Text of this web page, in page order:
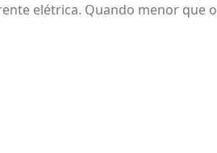
elétrica. Quando menor que